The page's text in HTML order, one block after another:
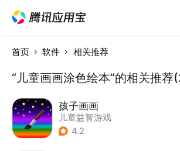
首页 软件 相关推荐
“儿童画画涂色绘本”的相关推荐
孩子画画
儿童益智游戏
| 启蒙早教
4.2